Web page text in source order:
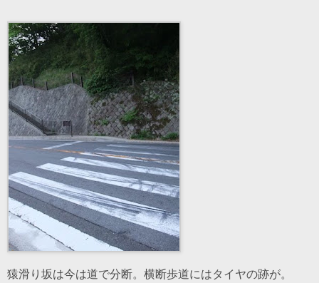
猿滑り坂は今は道で分断。横断歩道にはタイヤの跡が。